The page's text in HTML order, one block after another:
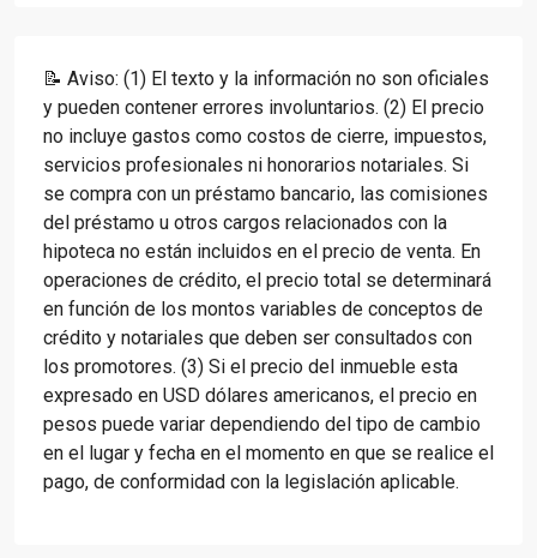
📝 Aviso: (1) El texto y la información no son oficiales
y pueden contener errores involuntarios. (2) El precio
no incluye gastos como costos de cierre, impuestos,
servicios profesionales ni honorarios notariales. Si
se compra con un préstamo bancario, las comisiones
del préstamo u otros cargos relacionados con la
hipoteca no están incluidos en el precio de venta. En
operaciones de crédito, el precio total se determinará
en función de los montos variables de conceptos de
crédito y notariales que deben ser consultados con
los promotores. (3) Si el precio del inmueble esta
expresado en USD dólares americanos, el precio en
pesos puede variar dependiendo del tipo de cambio
en el lugar y fecha en el momento en que se realice el
pago, de conformidad con la legislación aplicable.